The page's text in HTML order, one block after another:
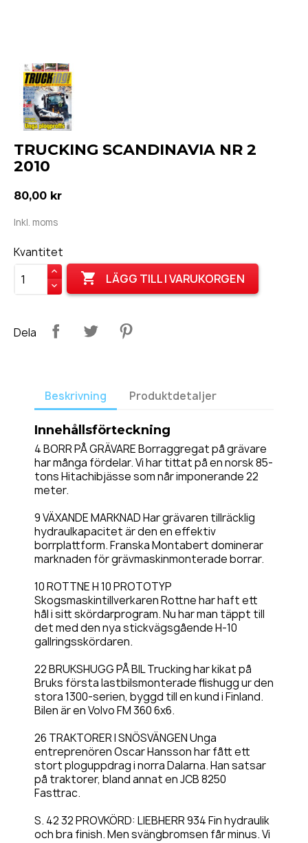
TRUCKING SCANDINAVIA NR 2
2010
80,00 kr
Inkl. moms
Kvantitet
 LÄGG TILL I VARUKORGEN
Dela
Beskrivning Produktdetaljer
Innehållsförteckning
4 BORR PÅ GRÄVARE Borraggregat på grävare
har många fördelar. Vi har tittat på en norsk 85-
tons Hitachibjässe som når imponerande 22
meter.
9 VÄXANDE MARKNAD Har grävaren tillräcklig
hydraulkapacitet är den en effektiv
borrplattform. Franska Montabert dominerar
marknaden för grävmaskinmonterade borrar.
10 ROTTNE H 10 PROTOTYP
Skogsmaskintillverkaren Rottne har haft ett
hål i sitt skördarprogram. Nu har man täppt till
det med den nya stickvägsgående H-10
gallringsskördaren.
22 BRUKSHUGG PÅ BIL Trucking har kikat på
Bruks första lastbilsmonterade flishugg ur den
stora 1300-serien, byggd till en kund i Finland.
Bilen är en Volvo FM 360 6x6.
26 TRAKTORER I SNÖSVÄNGEN Unga
entreprenören Oscar Hansson har fått ett
stort ploguppdrag i norra Dalarna. Han satsar
på traktorer, bland annat en JCB 8250
Fasttrac.
S. 42 32 PROVKÖRD: LIEBHERR 934 Fin hydraulik
och bra finish. Men svängbromsen får minus. Vi